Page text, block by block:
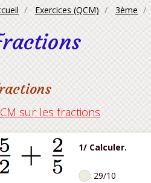
Exercices (QCM) 3ème
sur les fractions
1/ Calculer.
29/10